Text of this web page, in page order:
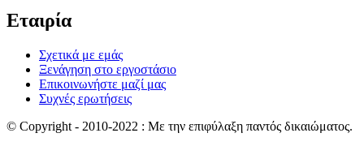
Εταιρία
Σχετικά με εμάς
Ξενάγηση στο εργοστάσιο
Επικοινωνήστε μαζί μας
Συχνές ερωτήσεις
© Copyright - 2010-2022 : Με την επιφύλαξη παντός δικαιώματος.